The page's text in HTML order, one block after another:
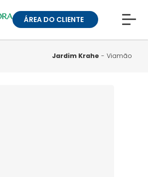
ÁREA DO CLIENTE
CONHEÇA A MUCK
BLOG
TRABALHE CONOSCO
Jardim Krahe - Viamão